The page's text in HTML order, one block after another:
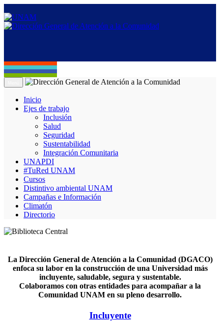
Inicio
Ejes de trabajo
Inclusión
Salud
Seguridad
Sustentabilidad
Integración Comunitaria
UNAPDI
#TuRed UNAM
Cursos
Distintivo ambiental UNAM
Campañas e Información
Climatón
Directorio
La Dirección General de Atención a la Comunidad (DGACO)
enfoca su labor en la construcción de una Universidad más
incluyente, saludable, segura y sustentable.
Colaboramos con otras entidades para acompañar a la
Comunidad UNAM en su pleno desarrollo.
Incluyente